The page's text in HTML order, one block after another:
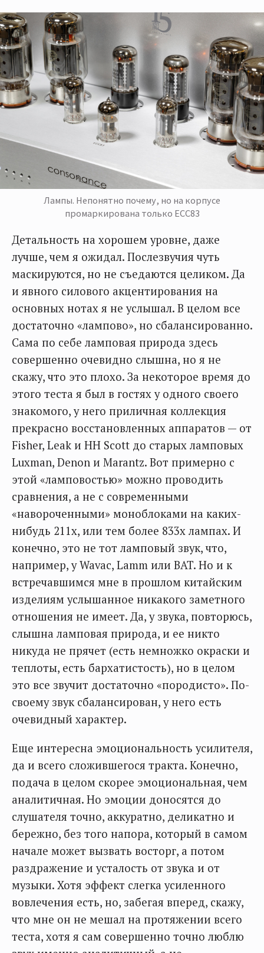
Лампы. Непонятно почему, но на корпусе
промаркирована только ECC83
Детальность на хорошем уровне, даже
лучше, чем я ожидал. Послезвучия чуть
маскируются, но не съедаются целиком. Да
и явного силового акцентирования на
основных нотах я не услышал. В целом все
достаточно «лампово», но сбалансированно.
Сама по себе ламповая природа здесь
совершенно очевидно слышна, но я не
скажу, что это плохо. За некоторое время до
этого теста я был в гостях у одного своего
знакомого, у него приличная коллекция
прекрасно восстановленных аппаратов — от
Fisher, Leak и HH Scott до старых ламповых
Luxman, Denon и Marantz. Вот примерно с
этой «ламповостью» можно проводить
сравнения, а не с современными
«навороченными» моноблоками на каких-
нибудь 211х, или тем более 833х лампах. И
конечно, это не тот ламповый звук, что,
например, у Wavac, Lamm или BAT. Но и к
встречавшимся мне в прошлом китайским
изделиям услышанное никакого заметного
отношения не имеет. Да, у звука, повторюсь,
слышна ламповая природа, и ее никто
никуда не прячет (есть немножко окраски и
теплоты, есть бархатистость), но в целом
это все звучит достаточно «породисто». По-
своему звук сбалансирован, у него есть
очевидный характер.
Еще интересна эмоциональность усилителя,
да и всего сложившегося тракта. Конечно,
подача в целом скорее эмоциональная, чем
аналитичная. Но эмоции доносятся до
слушателя точно, аккуратно, деликатно и
бережно, без того напора, который в самом
начале может вызвать восторг, а потом
раздражение и усталость от звука и от
музыки. Хотя эффект слегка усиленного
вовлечения есть, но, забегая вперед, скажу,
что мне он не мешал на протяжении всего
теста, хотя я сам совершенно точно люблю